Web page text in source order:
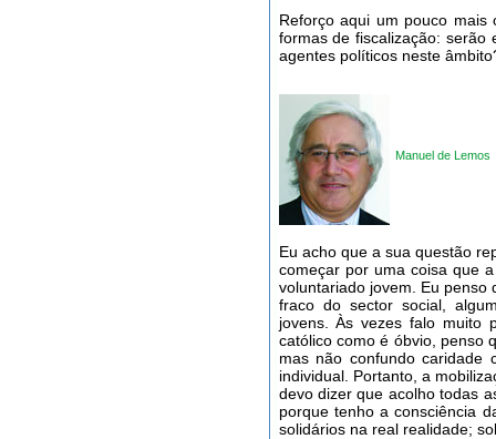
Reforço aqui um pouco
formas de fiscalização: serão
agentes políticos neste
Manuel de Lemos
Eu acho que a sua questão
começar por uma coisa que
voluntariado jovem. Eu penso
fraco do sector social,
jovens. Às vezes falo muito
católico como é óbvio, penso
mas não confundo caridade
individual. Portanto, a
devo dizer que acolho todas
porque tenho a consciência
solidários na real realidade;